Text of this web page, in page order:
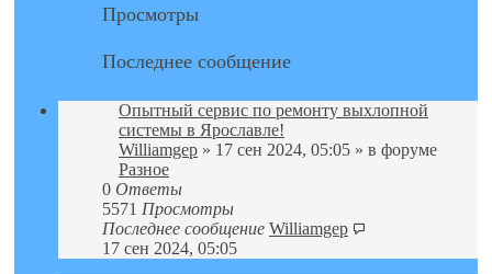
Просмотры
Последнее сообщение
Опытный сервис по ремонту выхлопной
системы в Ярославле!
Williamgep » 17 сен 2024, 05:05 » в форуме
Разное
0 Ответы
5571 Просмотры
Последнее сообщение Williamgep
17 сен 2024, 05:05